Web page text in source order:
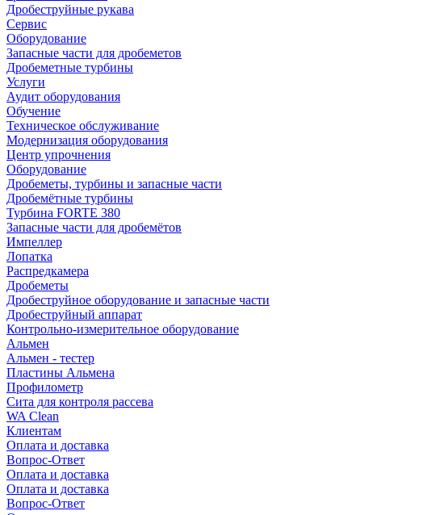
Дробеструйные рукава
Сервис
Оборудование
Запасные части для дробеметов
Дробеметные турбины
Услуги
Аудит оборудования
Обучение
Техническое обслуживание
Модернизация оборудования
Центр упрочнения
Оборудование
Дробеметы, турбины и запасные части
Дробемётные турбины
Турбина FORTE 380
Запасные части для дробемётов
Импеллер
Лопатка
Распредкамера
Дробеметы
Дробеструйное оборудование и запасные части
Дробеструйный аппарат
Контрольно-измерительное оборудование
Альмен
Альмен - тестер
Пластины Альмена
Профилометр
Сита для контроля рассева
WA Clean
Клиентам
Оплата и доставка
Вопрос-Ответ
Оплата и доставка
Оплата и доставка
Вопрос-Ответ